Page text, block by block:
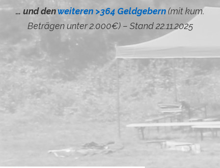
Friedensglocken e.V., IBAN DE51 1605 0000 1000
54 bei Mittelbrandenburgische Sparkasse
WELADED1PMB